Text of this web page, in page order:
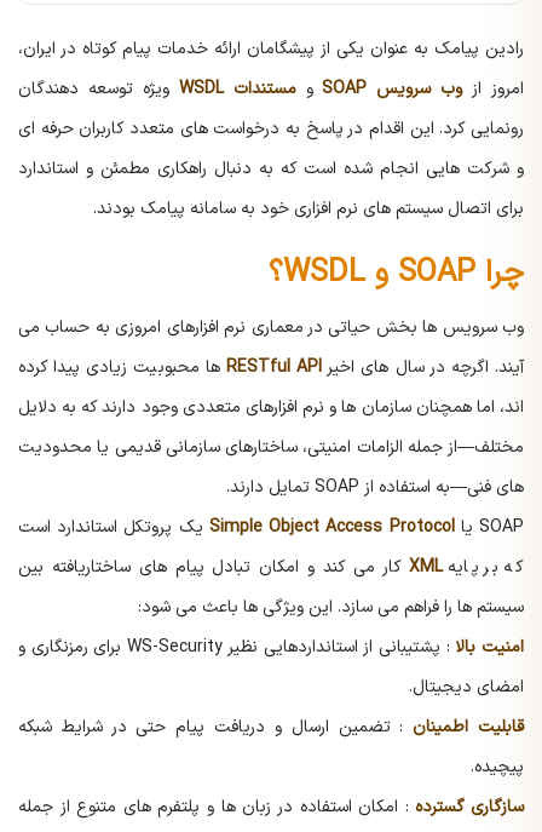
رادین پیامک به عنوان یکی از پیشگامان ارائه خدمات پیام کوتاه در ایران،
امروز ازوب سرویس SOAP ومستندات WSDL
ویژه توسعه دهندگان
رونمایی کرد. این اقدام در پاسخ به درخواست های متعدد کاربران حرفه ای
و شرکت هایی انجام شده است که به دنبال راهکاری مطمئن و استاندارد
برای اتصال سیستم های نرم افزاری خود به سامانه پیامک بودند.
چرا SOAP و WSDL؟
وب سرویس ها بخش حیاتی در معماری نرم افزارهای امروزی به حساب می
آیند. اگرچه در سال های اخیر RESTful API ها محبوبیت زیادی پیدا کرده
اند، اما همچنان سازمان ها و نرم افزارهای متعددی وجود دارند که به دلایل
مختلف—از جمله الزامات امنیتی، ساختارهای سازمانی قدیمی یا محدودیت
های فنی—به استفاده از SOAP تمایل دارند.
SOAP یا
Simple Object Access Protocol یک پروتکل استاندارد است
که بر پایهXMLکار می کند و امکان تبادل پیام های ساختاریافته بین
سیستم ها را فراهم می سازد. این ویژگی ها باعث می شود:
امنیت بالا
: پشتیبانی از استانداردهایی نظیر WS-Security برای رمزنگاری و
امضای دیجیتال.
قابلیت اطمینان : تضمین ارسال و دریافت پیام حتی در شرایط شبکه
پیچیده.
سازگاری گسترده: امکان استفاده در زبان ها و پلتفرم های متنوع از جمله